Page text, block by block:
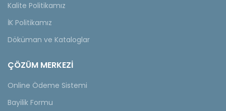
Kalite Politikamız
İK Politikamız
Döküman ve Kataloglar
ÇÖZÜM MERKEZİ
Online Ödeme Sistemi
Bayilik Formu